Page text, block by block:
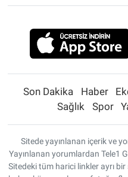
Son Dakika Haber
Sağlık
Spor
Sitede yayınlanan içerik ve
Yayınlanan yorumlardan Tele1
Sitedeki tüm harici linkler ayrı bir